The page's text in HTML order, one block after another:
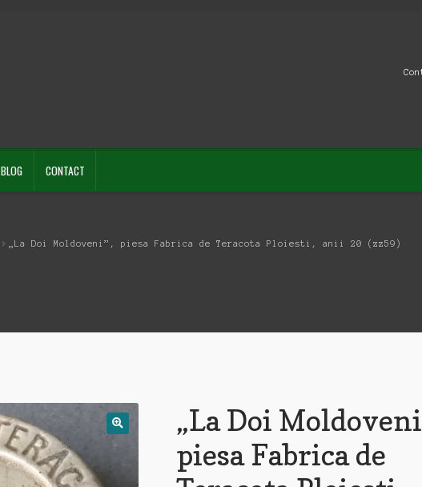
BLOG CONTACT
„La Doi Moldoveni”, piesa Fabrica de Teracota Ploiesti, anii 20 (zz59)
„La Doi
piesa Fabrica de